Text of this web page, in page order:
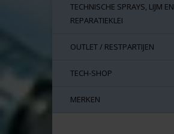
TECHNISCHE SPRAYS, LIJM EN
REPARATIEKLEI
OUTLET / RESTPARTIJEN
TECH-SHOP
MERKEN